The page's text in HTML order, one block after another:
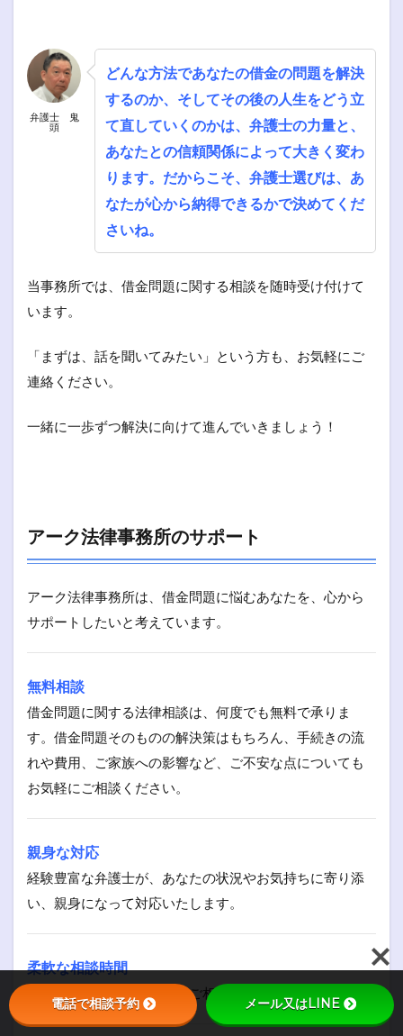
弁護士 鬼
頭
どんな方法であなたの借金の問題を解決
するのか、そしてその後の人生をどう立
て直していくのかは、弁護士の力量と、
あなたとの信頼関係によって大きく変わ
ります。だからこそ、弁護士選びは、あ
なたが心から納得できるかで決めてくだ
さいね。
当事務所では、借金問題に関する相談を随時受け付けて
います。
「まずは、話を聞いてみたい」という方も、お気軽にご
連絡ください。
一緒に一歩ずつ解決に向けて進んでいきましょう！
アーク法律事務所のサポート
アーク法律事務所は、借金問題に悩むあなたを、心から
サポートしたいと考えています。
無料相談
借金問題に関する法律相談は、何度でも無料で承りま
す。借金問題そのものの解決策はもちろん、手続きの流
れや費用、ご家族への影響など、ご不安な点についても
お気軽にご相談ください。
親身な対応
経験豊富な弁護士が、あなたの状況やお気持ちに寄り添
い、親身になって対応いたします。
柔軟な相談時間
平日夜間や土日祝日でも、ご相談いただけます。
電話で相談予約 メール又はLINE